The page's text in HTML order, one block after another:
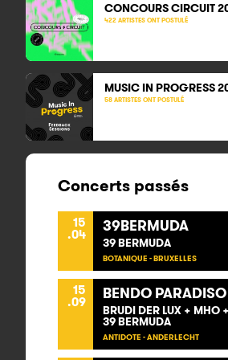
CONCOURS CIRCUIT
422 ARTISTES ONT POSTULÉ
MUSIC IN PROGRESS
58 ARTISTES ONT POSTULÉ
Concerts passés
15
.04 39BERMUDA
39 BERMUDA
BOTANIQUE - BRUXELLES
15
.09 BENDO PARADISO
BRUDI DER LUX + MHO
39 BERMUDA
ANTIDOTE - ANDERLECHT